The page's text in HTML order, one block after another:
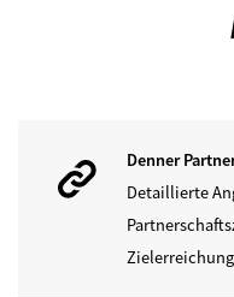
Denner
Detaillierte